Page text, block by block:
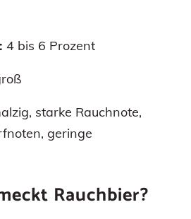
4 bis 6 Prozent
starke Rauchnote,
geringe
Rauchbier?